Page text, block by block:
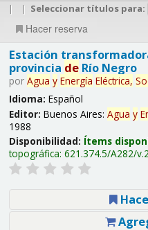
| | Seleccionar títulos para:
Hacer reserva
Estación
provincia deRío Negro
por Agua y Energía Eléctrica,
Idioma: Español
Editor: Buenos Aires: Agua y
1988
Disponibilidad: Ítems
topográfica: 621.374.5/A282/v.2